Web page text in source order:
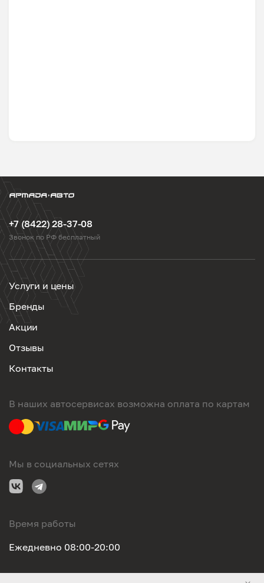
+7 (8422) 28-37-08
Звонок по РФ бесплатный
Услуги и цены
Бренды
Акции
Отзывы
Контакты
В наших автосервисах возможна оплата по картам
Мы в социальных сетях
Время работы
Ежедневно 08:00-20:00